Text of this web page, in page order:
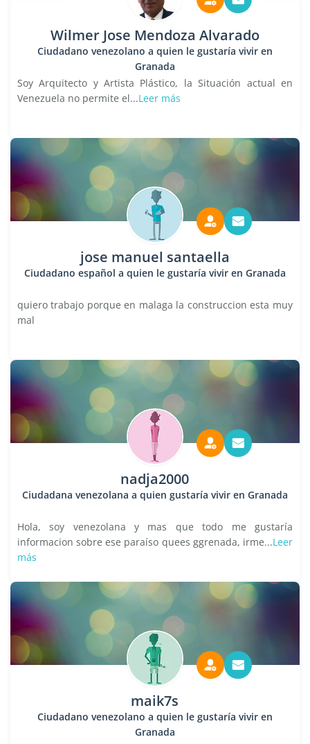
Wilmer Jose Mendoza Alvarado
Ciudadano venezolano a quien le gustaría vivir en
Granada
Soy Arquitecto y Artista Plástico, la Situación actual en
Venezuela no permite el...Leer más
jose manuel santaella
Ciudadano español a quien le gustaría vivir en Granada
quiero trabajo porque en malaga la construccion esta muy
mal
nadja2000
Ciudadana venezolana a quien gustaría vivir en Granada
Hola, soy venezolana y mas que todo me gustaría
informacion sobre ese paraíso quees ggrenada, irme...Leer
más
maik7s
Ciudadano venezolano a quien le gustaría vivir en
Granada